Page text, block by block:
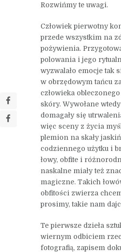
Rozwińmy te uwagi.
Człowiek pierwotny
przede wszystkim na
pożywienia.
polowania i jego
wyzwalało emocje tak
w obrzędowym tańcu
człowieka
skóry. Wywołane
domagały się
więc sceny z życia
plemion na skały
codziennego użytku i
łowy, obfite i
naskalne miały też
magiczne. Takich
obfitości zwierza
prosimy, takie nam
Te pierwsze dzieła
wiernym odbiciem
fotografią, zapisem